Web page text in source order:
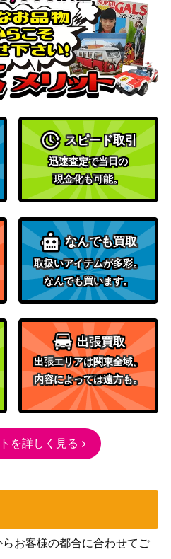
スピード取引
迅速査定で当日の
現金化も可能。
なんでも買取
取扱いアイテムが多彩。
なんでも買います。
出張買取
出張エリアは関東全域。
内容によっては遠方も。
を詳しく見る
お客様の都合に合わせてご